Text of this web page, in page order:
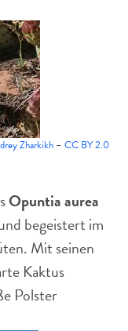
Zharkikh– CC BY 2.0
Opuntia aurea
begeistert im
Mit seinen
Kaktus
Polster